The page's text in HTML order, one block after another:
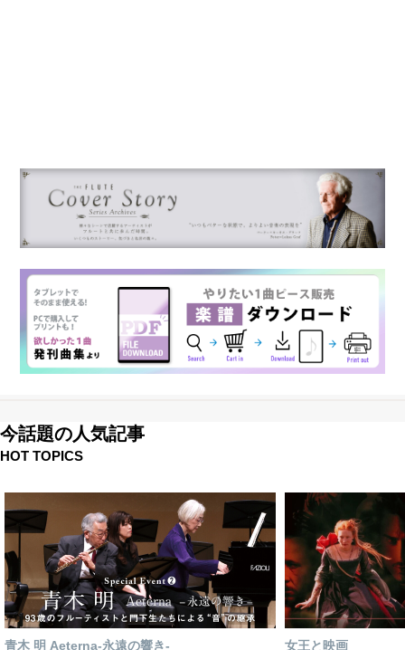
今話題の人気記事
HOT TOPICS
青木 明 Aeterna-永遠の響き- 女王と映画